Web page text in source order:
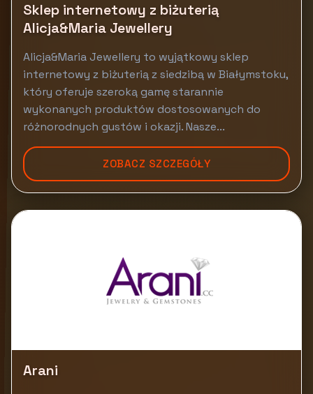
Sklep internetowy z biżuterią
Alicja&Maria Jewellery
Alicja&Maria Jewellery to wyjątkowy sklep
internetowy z biżuterią z siedzibą w Białymstoku,
który oferuje szeroką gamę starannie
wykonanych produktów dostosowanych do
różnorodnych gustów i okazji. Nasze...
ZOBACZ SZCZEGÓŁY
Arani